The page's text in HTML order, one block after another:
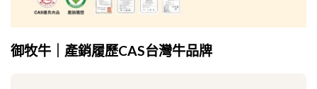
御牧牛｜產銷履歷CAS台灣牛品牌